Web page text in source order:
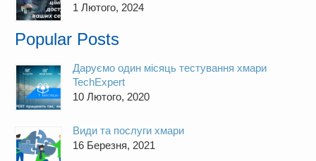
1 Лютого, 2024
Popular Posts
Даруємо один місяць тестування хмари
TechExpert
10 Лютого, 2020
Види та послуги хмари
16 Березня, 2021